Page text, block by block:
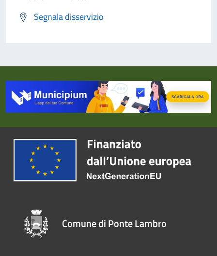
Segnala disservizio
Comune di Ponte Lambro